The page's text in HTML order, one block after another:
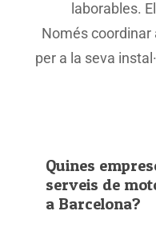
laborables.
Només
per a la seva
Quines
serveis de
a Barcelona?